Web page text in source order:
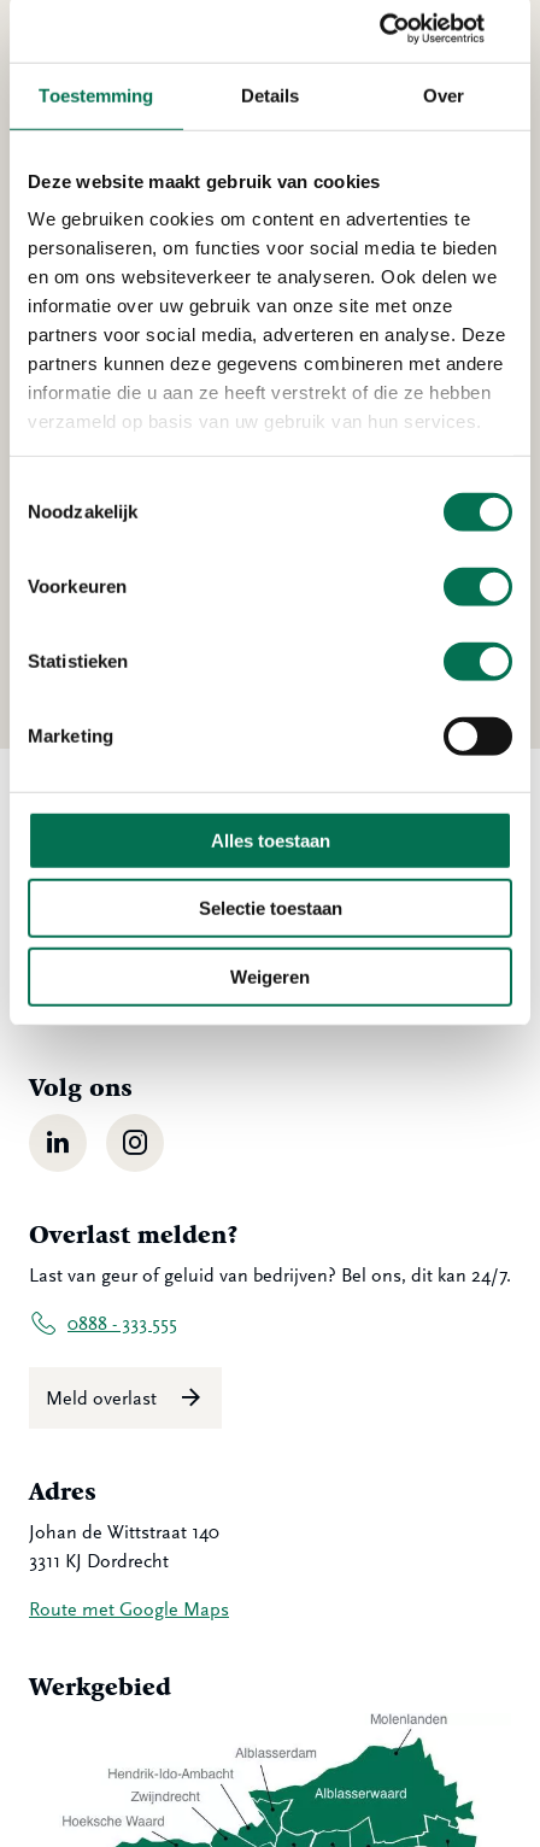
Toestemming Details Over
Deze website maakt gebruik van cookies
We gebruiken cookies om content en advertenties te
personaliseren, om functies voor social media te bieden
en om ons websiteverkeer te analyseren. Ook delen we
informatie over uw gebruik van onze site met onze
partners voor social media, adverteren en analyse. Deze
partners kunnen deze gegevens combineren met andere
informatie die u aan ze heeft verstrekt of die ze hebben
verzameld op basis van uw gebruik van hun services.
Noodzakelijk
Voorkeuren
Statistieken
Marketing
Alles toestaan
Selectie toestaan
Weigeren
Verleend
Holding A. Baars Azn B.V.
Rivierdijk 262, 3361 AV Sliedrecht
Verleend
Visscher Scheepsreparatie B.V.
Rijnstraat 315, 3363 EJ Sliedrecht
Ma t/m vr 08:00 tot 16:30 uur
Volg ons
LinkedIn Instagram
Overlast melden?
Last van geur of geluid van bedrijven? Bel ons, dit kan 24/7.
0888 - 333 555
Meld overlast
Adres
Johan de Wittstraat 140
3311 KJ Dordrecht
Route met Google Maps
Werkgebied